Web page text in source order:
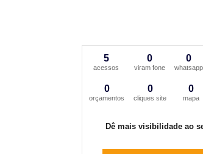
5
acessos
0
viram fone
0
whatsapp
0
orçamentos
0
cliques site
0
mapa
Dê mais visibilidade ao